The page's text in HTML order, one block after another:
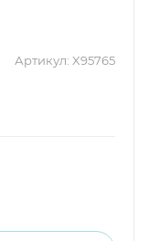
Артикул: X95765